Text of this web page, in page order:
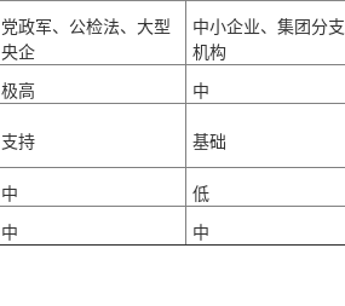
党政军、公检法、大型
央企
中小企业、集团分支
机构
极高 中
支持 基础
中 低
中 中